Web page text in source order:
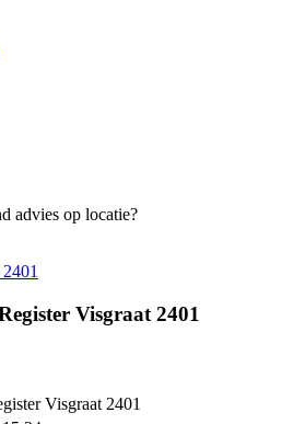
advies op locatie?
Visgraat 2401
Visgraat 2401